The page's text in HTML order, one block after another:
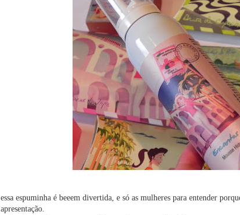
essa espuminha é beeem divertida, e só as mulheres para entender
apresentação.